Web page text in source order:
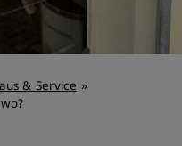
& Service